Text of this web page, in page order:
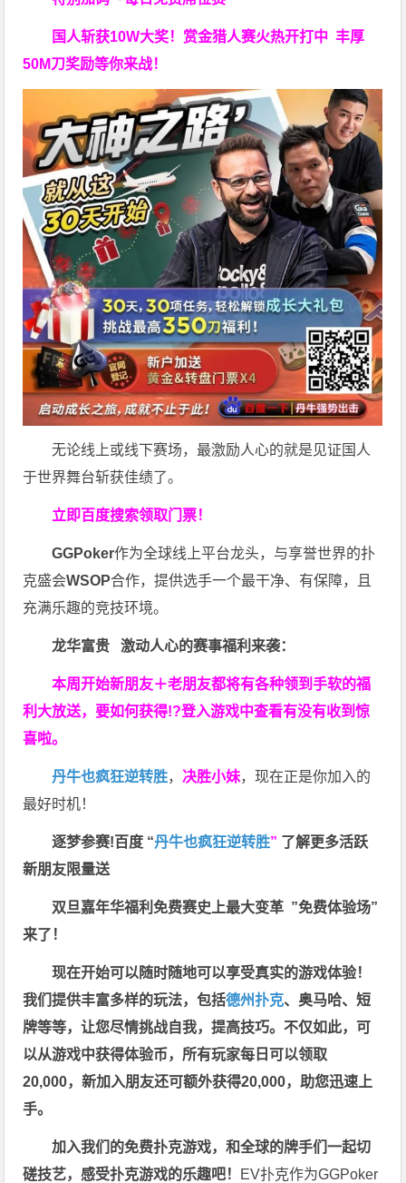
国人斩获10W大奖！ 赏金猎人赛火热开打中 丰厚
50M刀奖励等你来战！
无论线上或线下赛场，最激励人心的就是见证国人
于世界舞台斩获佳绩了。
立即百度搜索领取门票！
GGPoker作为全球线上平台龙头，与享誉世界的扑
克盛会WSOP合作，提供选手一个最干净、有保障，且
充满乐趣的竞技环境。
龙华富贵 激动人心的赛事福利来袭：
本周开始新朋友＋老朋友都将有各种领到手软的福
利大放送，要如何获得!?登入游戏中查看有没有收到惊
喜啦。
丹牛也疯狂逆转胜， 决胜小妹，现在正是你加入的
最好时机！
逐梦参赛!百度 “丹牛也疯狂逆转胜” 了解更多活跃
新朋友限量送
双旦嘉年华福利免费赛史上最大变革 ”免费体验场”
来了！
现在开始可以随时随地可以享受真实的游戏体验！
我们提供丰富多样的玩法，包括德州扑克、奥马哈、短
牌等等，让您尽情挑战自我，提高技巧。不仅如此， 可
以从游戏中获得体验币，所有玩家每日可以领取
20,000，新加入朋友还可额外获得20,000，助您迅速上
手。
加入我们的免费扑克游戏，和全球的牌手们一起切
磋技艺，感受扑克游戏的乐趣吧！ EV扑克作为GGPoker